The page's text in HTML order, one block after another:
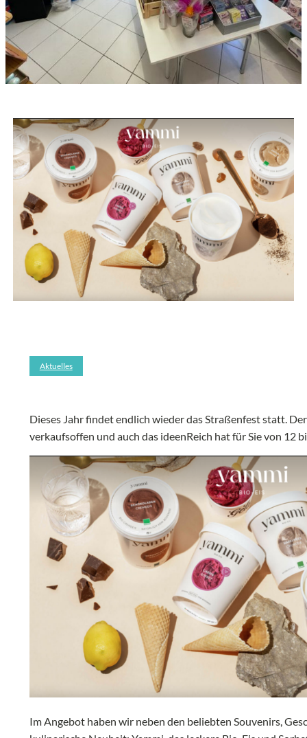
Aktuelles
Dieses Jahr findet endlich wieder das Straßenfest statt.
verkaufsoffen und auch das ideenReich hat für Sie von 12
Im Angebot haben wir neben den beliebten Souvenirs,